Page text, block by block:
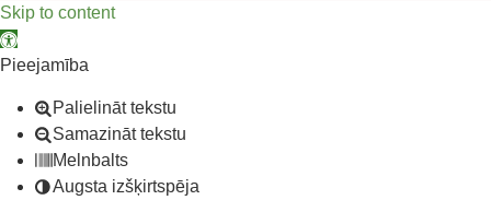
Skip to content
Open toolbar
Pieejamība
Palielināt tekstu
Samazināt tekstu
Melnbalts
Augsta izšķirtspēja